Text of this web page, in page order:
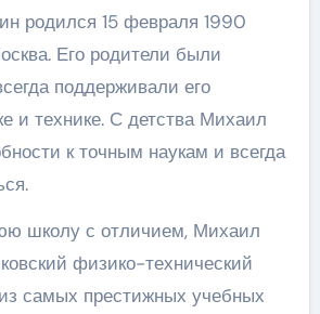
родился 15 февраля 1990
Его родители были
поддерживали его
и технике. С детства Михаил
к точным наукам и всегда
школу с отличием, Михаил
физико-технический
самых престижных учебных